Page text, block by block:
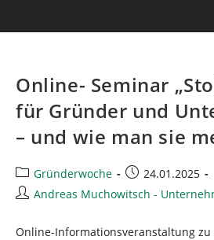
Online- Seminar
für Gründer und
– und wie man sie
Beitrags-
Kategorie:
Gründerwoche
Beitrag
veröffentlicht:
24.01.2025
Beitrags-
Andreas Muchowitsch -
Online-Informationsveranstaltung